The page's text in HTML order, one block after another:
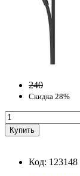
240
Скидка 28%
Код: 123148